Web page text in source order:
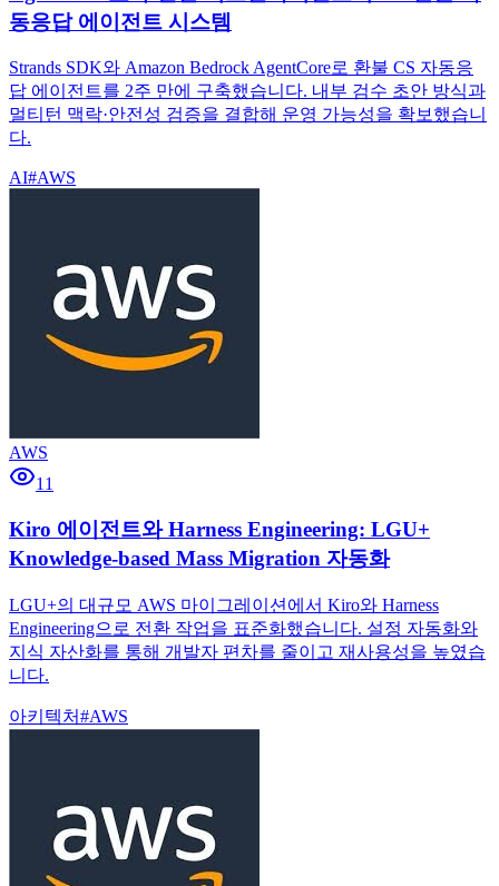
동응답 에이전트 시스템
Strands SDK와 Amazon Bedrock AgentCore로 환불 CS 자동응
답 에이전트를 2주 만에 구축했습니다. 내부 검수 초안 방식과
멀티턴 맥락·안전성 검증을 결합해 운영 가능성을 확보했습니
다.
AI#AWS
AWS
11
Kiro 에이전트와 Harness Engineering: LGU+
Knowledge-based Mass Migration 자동화
LGU+의 대규모 AWS 마이그레이션에서 Kiro와 Harness
Engineering으로 전환 작업을 표준화했습니다. 설정 자동화와
지식 자산화를 통해 개발자 편차를 줄이고 재사용성을 높였습
니다.
아키텍처#AWS